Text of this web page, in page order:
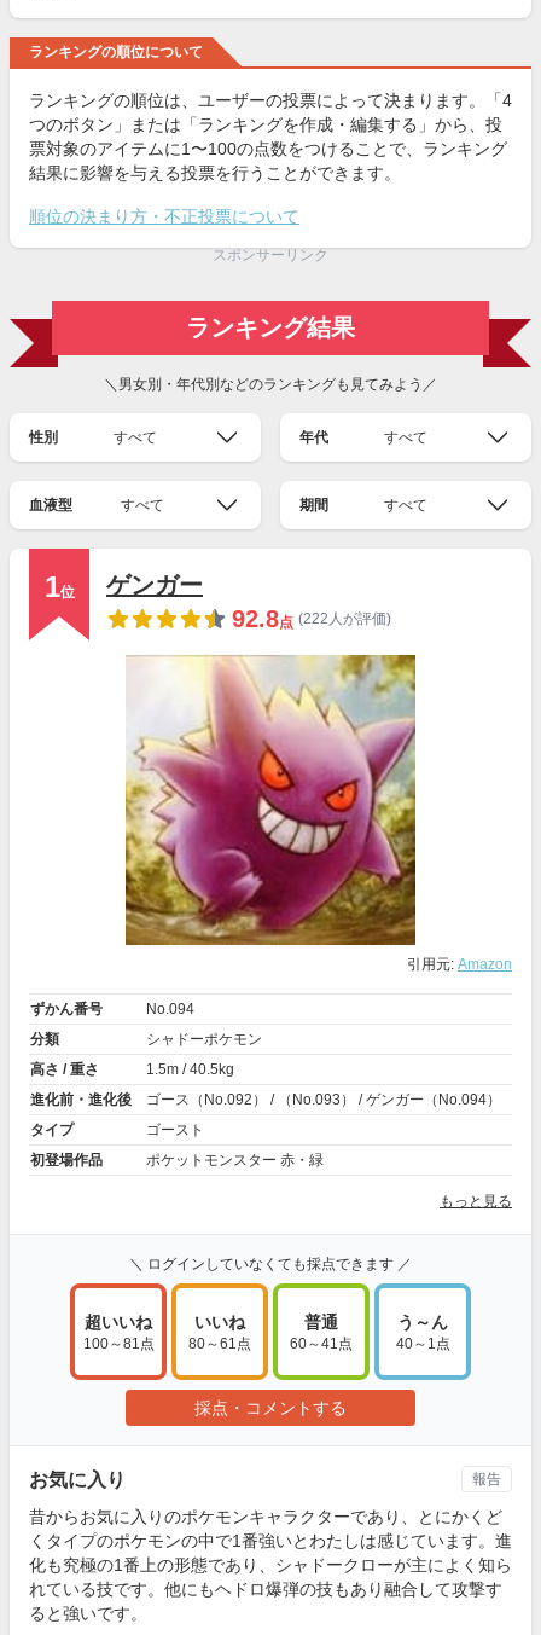
ランキングの順位について
ランキングの順位は、ユーザーの投票によって決まります。「4
つのボタン」または「ランキングを作成・編集する」から、投
票対象のアイテムに1〜100の点数をつけることで、ランキング
結果に影響を与える投票を行うことができます。
順位の決まり方・不正投票について
スポンサーリンク
ランキング結果
＼男女別・年代別などのランキングも見てみよう／
性別 すべて 年代 すべて
血液型 すべて 期間 すべて
1位
ゲンガー
92.8点 (222人が評価)
引用元: Amazon
ずかん番号
No.094
分類
シャドーポケモン
高さ / 重さ
1.5m / 40.5kg
進化前・進化後
ゴース（No.092） / （No.093） / ゲンガー（No.094）
タイプ
ゴースト
初登場作品
ポケットモンスター 赤・緑
もっと見る
＼ ログインしていなくても採点できます ／
超いいね
100～81点
いいね
80～61点
普通
60～41点
う～ん
40～1点
採点・コメントする
お気に入り
昔からお気に入りのポケモンキャラクターであり、とにかくど
くタイプのポケモンの中で1番強いとわたしは感じています。進
化も究極の1番上の形態であり、シャドークローが主によく知ら
れている技です。他にもヘドロ爆弾の技もあり融合して攻撃す
ると強いです。
報告